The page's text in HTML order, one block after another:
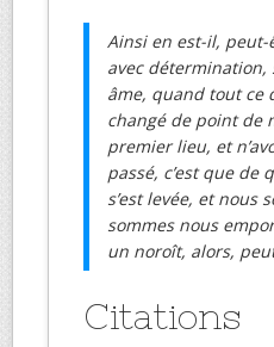
Ainsi en est-il,
avec
âme, quand tout ce
changé de point de
premier lieu, et
passé, c’est que
s’est levée, et nous
sommes nous
un noroît, alors,
Citations